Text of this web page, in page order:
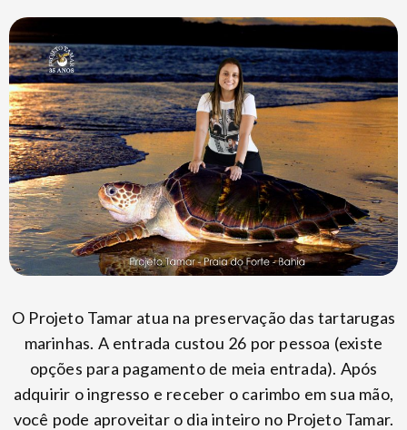
O Projeto Tamar atua na preservação das tartarugas
marinhas. A entrada custou 26 por pessoa (existe
opções para pagamento de meia entrada). Após
adquirir o ingresso e receber o carimbo em sua mão,
você pode aproveitar o dia inteiro no Projeto Tamar.